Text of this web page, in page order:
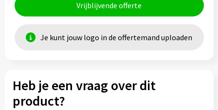
Vrijblijvende offerte
Je kunt jouw logo in de offertemand uploaden
Heb je een vraag over dit
product?